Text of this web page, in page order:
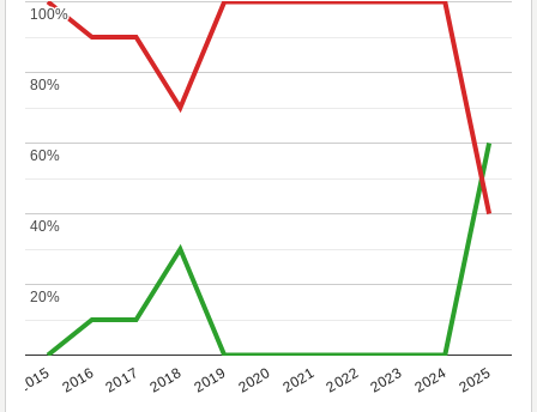
2015 2016 2017 2018 2019 2020 2021 2022 2023 2024 2025
20%
20%
40%
40%
60%
60%
80%
80%
100%
100%